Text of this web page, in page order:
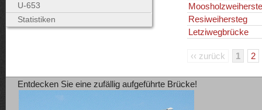
Resiweihersteg
Letziwegbrücke
‹‹ zurück 1 2
U-653
Statistiken
Entdecken Sie eine zufällig aufgeführte Brücke!